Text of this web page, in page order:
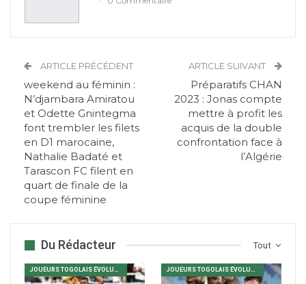
ARTICLE PRÉCÉDENT
weekend au féminin :
N’djambara Amiratou
et Odette Gnintegma
font trembler les filets
en D1 marocaine,
Nathalie Badaté et
Tarascon FC filent en
quart de finale de la
coupe féminine
ARTICLE SUIVANT
Préparatifs CHAN
2023 : Jonas compte
mettre à profit les
acquis de la double
confrontation face à
l’Algérie
Tout
Du Rédacteur
JOUEURS TOGOLAIS ÉVOLUANT EN AFRIQUE JOUEURS TOGOLAIS ÉVOLUANT EN AFRIQUE